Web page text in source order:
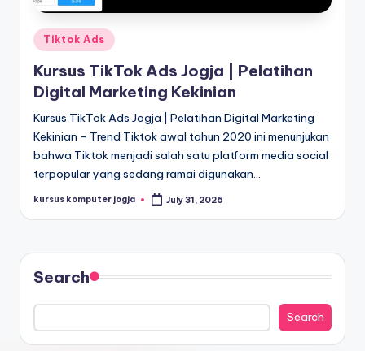
Tiktok Ads
Kursus TikTok Ads Jogja | Pelatihan
Digital Marketing Kekinian
Kursus TikTok Ads Jogja | Pelatihan Digital Marketing
Kekinian - Trend Tiktok awal tahun 2020 ini menunjukan
bahwa Tiktok menjadi salah satu platform media social
terpopular yang sedang ramai digunakan…
kursus komputer jogja July 31, 2026
Search
Search